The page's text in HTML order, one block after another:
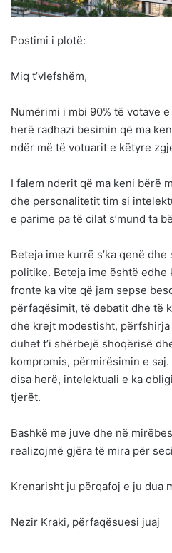
Postimi i plotë:
Miq t’vlefshëm,
Numërimi i mbi 90% të votave
herë radhazi besimin që ma
ndër më të votuarit e këtyre
I falem nderit që ma keni bërë
dhe personalitetit tim si
e parime pa të cilat s’mund ta
Beteja ime kurrë s’ka qenë dhe
politike. Beteja ime është
fronte ka vite që jam sepse
përfaqësimit, të debatit dhe të
dhe krejt modestisht,
duhet t’i shërbejë shoqërisë
kompromis, përmirësimin e
disa herë, intelektuali e ka
tjerët.
Bashkë me juve dhe në
realizojmë gjëra të mira për
Krenarisht ju përqafoj e ju dua
Nezir Kraki, përfaqësuesi juaj